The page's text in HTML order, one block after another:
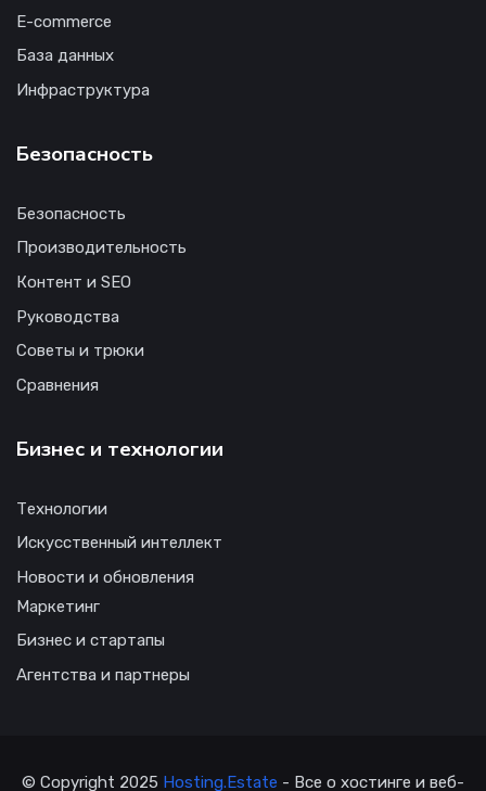
E-commerce
База данных
Инфраструктура
Безопасность
Безопасность
Производительность
Контент и SEO
Руководства
Советы и трюки
Сравнения
Бизнес и технологии
Технологии
Искусственный интеллект
Новости и обновления
Маркетинг
Бизнес и стартапы
Агентства и партнеры
© Copyright 2025 Hosting.Estate - Все о хостинге и веб-